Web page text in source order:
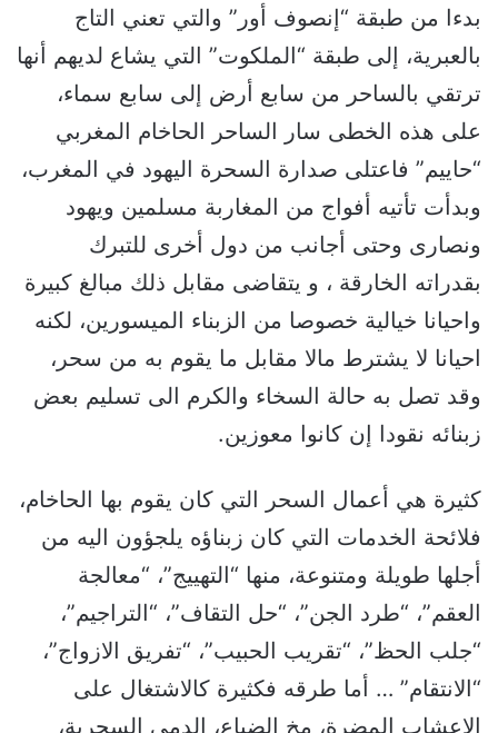
بدءا من طبقة “إنصوف أور” والتي تعني التاج
بالعبرية، إلى طبقة “الملكوت” التي يشاع لديهم أنها
ترتقي بالساحر من سابع أرض إلى سابع سماء،
على هذه الخطى سار الساحر الحاخام المغربي
“حاييم” فاعتلى صدارة السحرة اليهود في المغرب،
وبدأت تأتيه أفواج من المغاربة مسلمين ويهود
ونصارى وحتى أجانب من دول أخرى للتبرك
بقدراته الخارقة ، و يتقاضى مقابل ذلك مبالغ كبيرة
واحيانا خيالية خصوصا من الزبناء الميسورين، لكنه
احيانا لا يشترط مالا مقابل ما يقوم به من سحر،
وقد تصل به حالة السخاء والكرم الى تسليم بعض
زبنائه نقودا إن كانوا معوزين.
كثيرة هي أعمال السحر التي كان يقوم بها الحاخام،
فلائحة الخدمات التي كان زبناؤه يلجؤون اليه من
أجلها طويلة ومتنوعة، منها “التهييج”، “معالجة
العقم”، “طرد الجن”، “حل التقاف”، “التراجيم”،
“جلب الحظ”، “تقريب الحبيب”، “تفريق الازواج”،
“الانتقام” … أما طرقه فكثيرة كالاشتغال على
الاعشاب المضرة، مخ الضباع، الدمى السحرية،